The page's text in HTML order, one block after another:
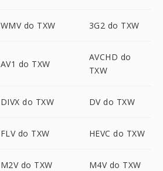
WMV do TXW 3G2 do TXW
AV1 do TXW
AVCHD do
TXW
DIVX do TXW DV do TXW
FLV do TXW HEVC do TXW
M2V do TXW M4V do TXW